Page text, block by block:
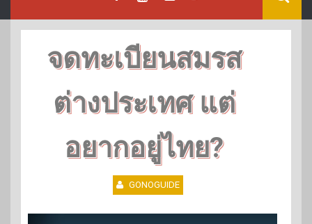
จดทะเบียนสมรส
ต่างประเทศ แต่
อยากอยู่ไทย?
GONOGUIDE